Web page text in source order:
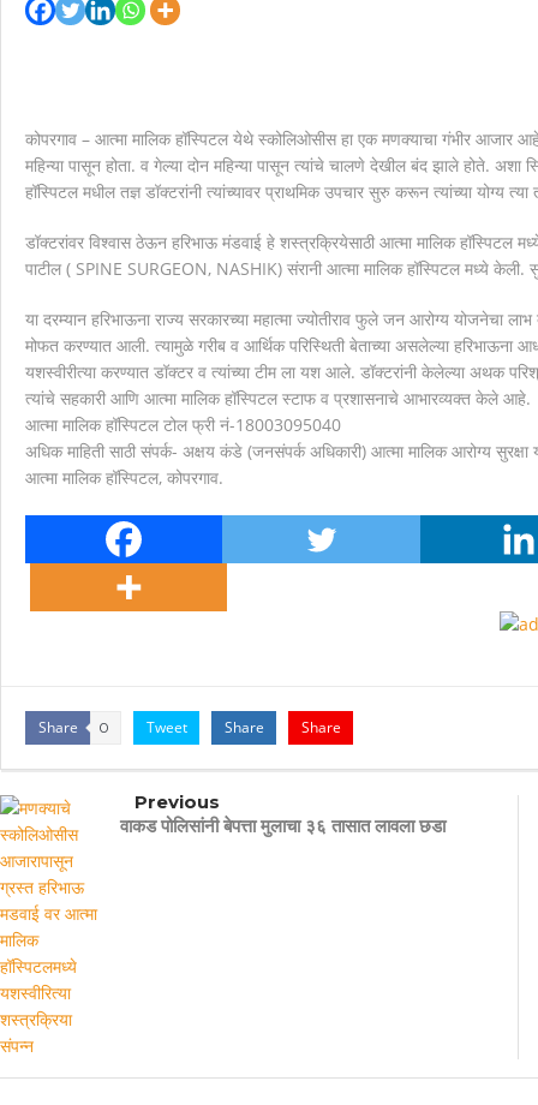
कोपरगाव – आत्मा मालिक हॉस्पिटल येथे स्कोलिओसीस हा एक मणक्याचा गंभीर आजार
महिन्या पासून होता. व गेल्या दोन महिन्या पासून त्यांचे चालणे देखील बंद झाले होते.
हॉस्पिटल मधील तज्ञ डॉक्टरांनी त्यांच्यावर प्राथमिक उपचार सुरु करून त्यांच्या योग्य
डॉक्टरांवर विश्वास ठेऊन हरिभाऊ मंडवाई हे शस्त्रक्रियेसाठी आत्मा मालिक हॉस्पिटल
पाटील ( SPINE SURGEON, NASHIK) संरानी आत्मा मालिक हॉस्पिटल मध्ये केली.
या दरम्यान हरिभाऊना राज्य सरकारच्या महात्मा ज्योतीराव फुले जन आरोग्य योजनेचा
मोफत करण्यात आली. त्यामुळे गरीब व आर्थिक परिस्थिती बेताच्या असलेल्या हरिभाऊना
यशस्वीरीत्या करण्यात डॉक्टर व त्यांच्या टीम ला यश आले. डॉक्टरांनी केलेल्या अथक
त्यांचे सहकारी आणि आत्मा मालिक हॉस्पिटल स्टाफ व प्रशासनाचे आभारव्यक्त केले आहे.
आत्मा मालिक हॉस्पिटल टोल फ्री नं-18003095040
अधिक माहिती साठी संपर्क- अक्षय कंडे (जनसंपर्क अधिकारी) आत्मा मालिक आरोग्य सुरक्षा
आत्मा मालिक हॉस्पिटल, कोपरगाव.
Share 0 Tweet Share Share
Previous
वाकड पोलिसांनी बेपत्ता मुलाचा ३६ तासात लावला छडा